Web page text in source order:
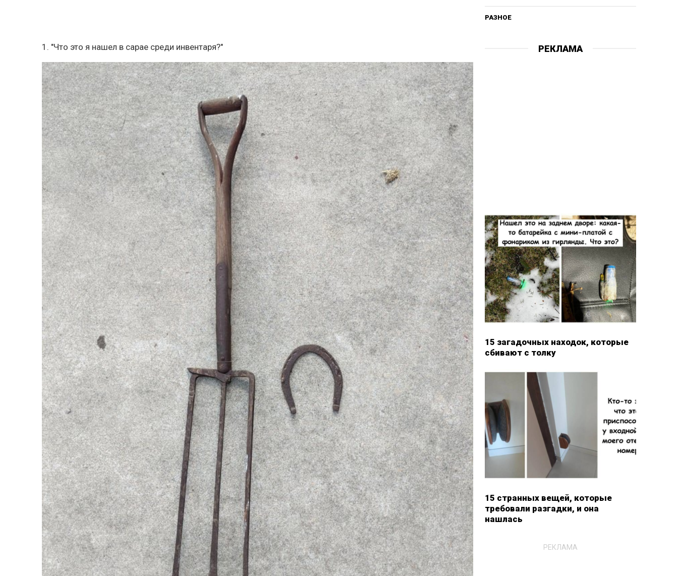
1. "Что это я нашел в сарае среди инвентаря?"
РАЗНОЕ
РЕКЛАМА
15 загадочных находок, которые
сбивают с толку
15 странных вещей, которые
требовали разгадки, и она
нашлась
РЕКЛАМА